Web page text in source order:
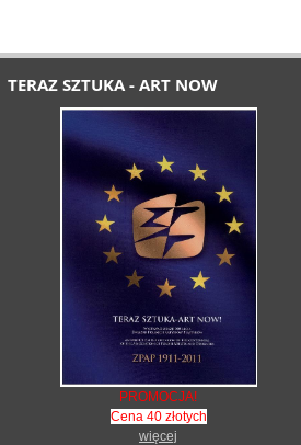
TERAZ SZTUKA - ART NOW
PROMOCJA!
Cena 40 złotych
więcej